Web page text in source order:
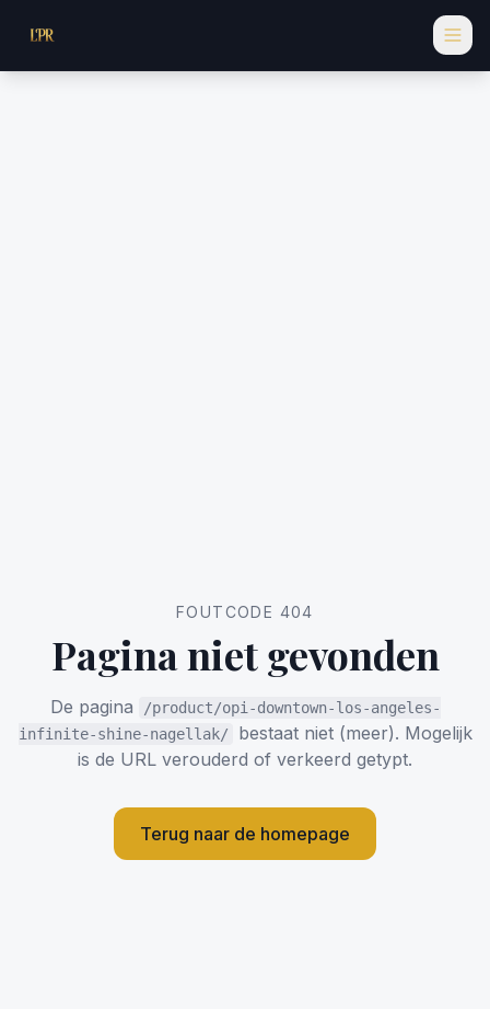
FOUTCODE 404
Pagina niet gevonden
De pagina
/product/opi-downtown-los-angeles-
infinite-shine-nagellak/
bestaat niet (meer). Mogelijk
is de URL verouderd of verkeerd getypt.
Terug naar de homepage